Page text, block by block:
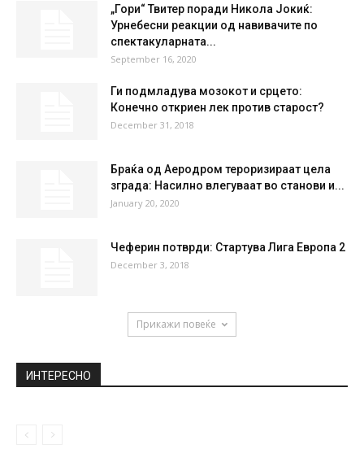
„Гори“ Твитер поради Никола Јокиќ:
Урнебесни реакции од навивачите по
спектакуларната...
September 16, 2020
Ги подмладува мозокот и срцето:
Конечно откриен лек против старост?
December 31, 2018
Браќа од Аеродром тероризираат цела
зграда: Насилно влегуваат во станови и...
January 20, 2020
Чеферин потврди: Стартува Лига Европа 2
December 3, 2018
Прикажи повеќе
ИНТЕРЕСНО